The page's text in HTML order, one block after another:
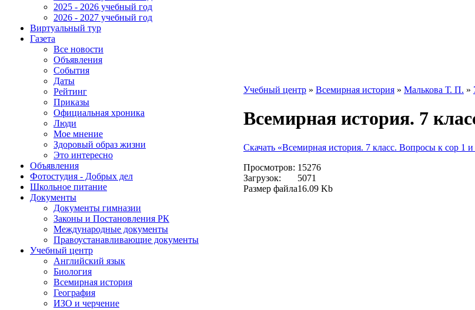
2025 - 2026 учебный год
2026 - 2027 учебный год
Виртуальный тур
Газета
Все новости
Объявления
События
Даты
Рейтинг
Приказы
Официальная хроника
Люди
Мое мнение
Здоровый образ жизни
Это интересно
Объявления
Фотостудия - Добрых дел
Школьное питание
Документы
Документы гимназии
Законы и Постановления РК
Международные документы
Правоустанавливающие документы
Учебный центр
Английский язык
Биология
Всемирная история
География
ИЗО и черчение
Учебный центр » Всемирная история » Малькова Т. П. »
Всемирная история. 7
Скачать «Всемирная история. 7 класс. Вопросы к сор 1 и
Просмотров: 15276
Загрузок:
5071
Размер файла16.09 Kb